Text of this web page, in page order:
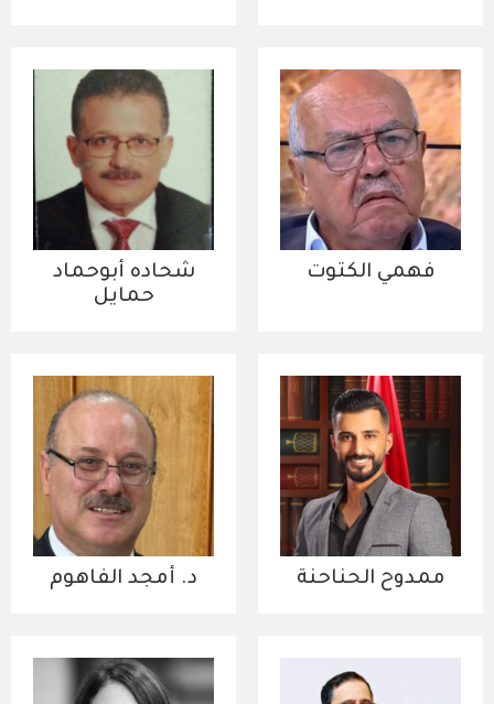
فهمي الكتوت
شحاده أبوحماد
حمايل
ممدوح الحناحنة د. أمجد الفاهوم